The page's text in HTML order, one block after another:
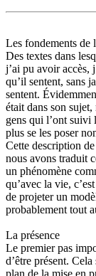
Les fondements de
Des textes dans
j’ai pu avoir accès,
qu’il sentent, sans
sentent.
était dans son
gens qui l’ont suivi
plus se les poser
Cette description
nous avons traduit
un phénomène
qu’avec la vie,
de projeter un
probablement tout
La présence
Le premier pas
d’être présent.
plan de la mise en